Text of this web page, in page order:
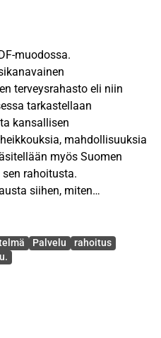
muodossa.
terveysrahasto eli niin
tarkastellaan
kansallisen
mahdollisuuksia
myös Suomen
rahoitusta.
siihen, miten
rahoitusta.
kahdeksaa asiantuntijaa
johtaja,
Itä-Suomen yliopiston
Palvelu
rahoitus